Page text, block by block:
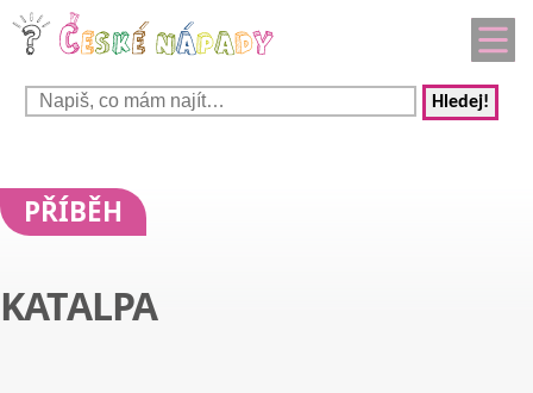
Hledej!
PŘÍBĚH
KATALPA